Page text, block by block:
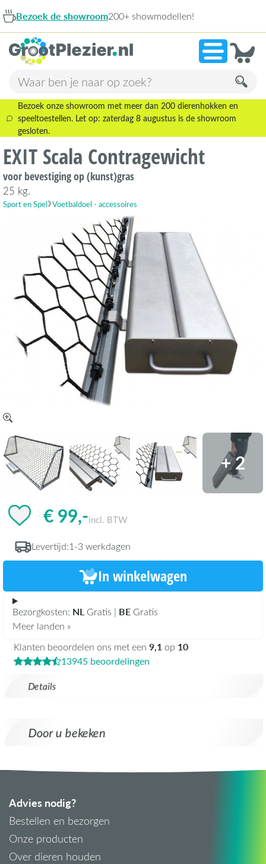
de showroom200+ showmodellen!
Bezoek onze showroom met meer dan 200 dierenhokken en
speeltoestellen. Let op: zaterdag 8 augustus is de showroom
gesloten.
EXIT Scala Contragewicht
voor bevestiging op (kunst)gras
25 kg.
Sport en Spel Voetbaldoel - accessoires
+ 2
Details
€ 99,-incl. BTW
Levertijd:1-3 werkdagen
In winkelwagen
Bezorgkosten: NL Gratis | BE Gratis
Meer landen »
Klanten beoordelen ons met een 9,1 op 10
13945 beoordelingen
Door u bekeken
Advies nodig?
Bestellen en bezorgen
Onze producten
Over dieren houden